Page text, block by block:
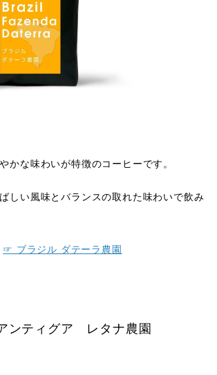
かな味わいが特徴のコーヒーです。
しい風味とバランスの取れた味わいで飲み
☞ ブラジル ダテーラ農園
ンティグア レタナ農園